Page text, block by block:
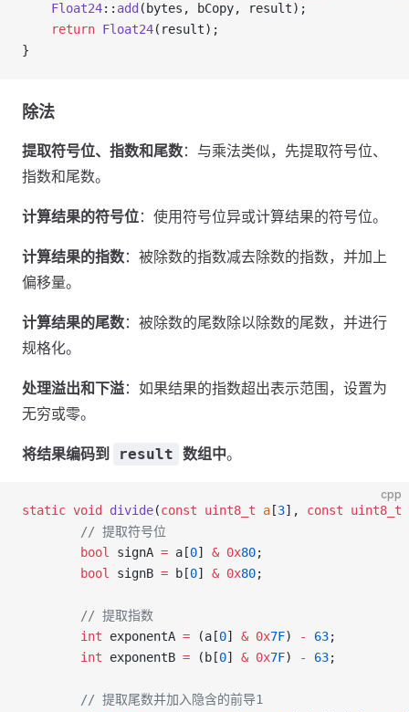
    Float24
:: add (bytes, bCopy, result);
    return
Float24(result);
}
除法
提取符号位、指数和尾数：与乘法类似，先提取符号位、
指数和尾数。
计算结果的符号位：使用符号位异或计算结果的符号位。
计算结果的指数：被除数的指数减去除数的指数，并加上
偏移量。
计算结果的尾数：被除数的尾数除以除数的尾数，并进行
规格化。
处理溢出和下溢：如果结果的指数超出表示范围，设置为
无穷或零。
将结果编码到 result 数组中。
cpp
static void divide(const uint8_t a [3], const uint8_t
        // 提取符号位
        bool
signA = a[0] & 0x80;
        bool
signB = b[0] & 0x80;
        // 提取指数
        int
exponentA = (a[0] & 0x7F) - 63;
        int
exponentB = (b[0] & 0x7F) - 63;
        // 提取尾数并加入隐含的前导1